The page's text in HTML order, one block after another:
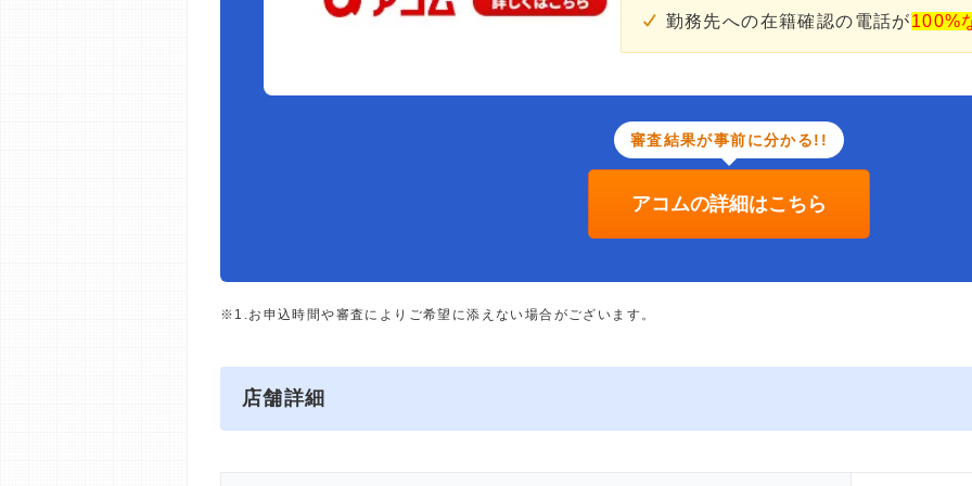
勤務先への在籍確認の電話が100%
審査結果が事前に分かる!!
アコムの詳細はこちら
※1.お申込時間や審査によりご希望に添えない場合がございます。
店舗詳細